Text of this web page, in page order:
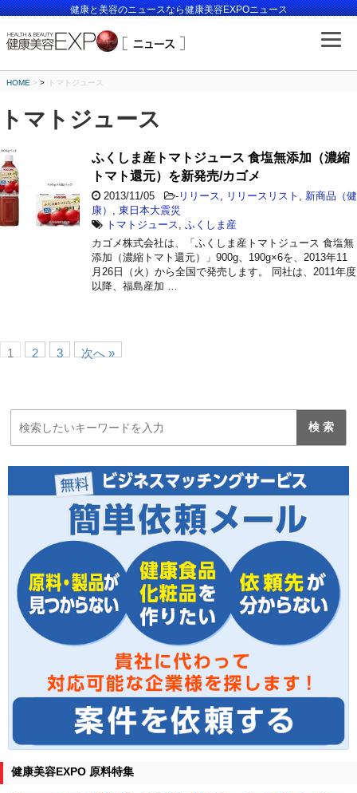
健康と美容のニュースなら健康美容EXPOニュース
HOME > トマトジュース
トマトジュース
ふくしま産トマトジュース 食塩無添加（濃縮
トマト還元）を新発売/カゴメ
2013/11/05 - リリース リリースリスト
新商品（健
康）
東日本大震災
トマトジュース
ふくしま産
カゴメ株式会社は、「ふくしま産トマトジュース 食塩無
添加（濃縮トマト還元）」900g、190g×6を、2013年11
月26日（火）から全国で発売します。 同社は、2011年度
以降、福島産加 …
1 2 3 次へ »
健康美容EXPO 原料特集